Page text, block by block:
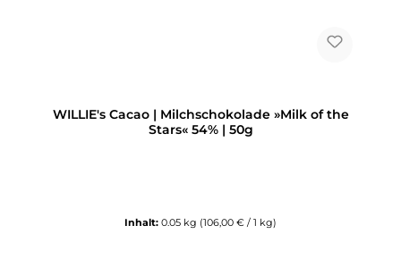
WILLIE's Cacao | Milchschokolade »Milk of the
Stars« 54% | 50g
Inhalt: 0.05 kg (106,00 € / 1 kg)